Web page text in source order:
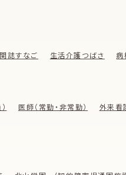
誌すなご 生活介護つばさ 病
医師（常勤・非常勤） 外来看